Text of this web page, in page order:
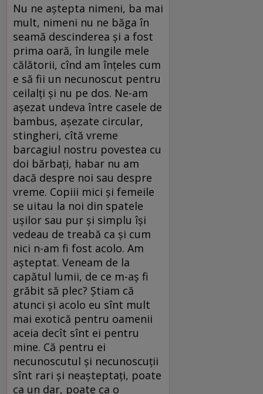
Nu ne aștepta nimeni, ba mai
mult, nimeni nu ne băga în
seamă descinderea și a fost
prima oară, în lungile mele
călătorii, cînd am înțeles cum
e să fii un necunoscut pentru
ceilalți și nu pe dos. Ne-am
așezat undeva între casele de
bambus, așezate circular,
stingheri, cîtă vreme
barcagiul nostru povestea cu
doi bărbați, habar nu am
dacă despre noi sau despre
vreme. Copiii mici și femeile
se uitau la noi din spatele
ușilor sau pur și simplu își
vedeau de treabă ca și cum
nici n-am fi fost acolo. Am
așteptat. Veneam de la
capătul lumii, de ce m-aș fi
grăbit să plec? Știam că
atunci și acolo eu sînt mult
mai exotică pentru oamenii
aceia decît sînt ei pentru
mine. Că pentru ei
necunoscutul și necunoscuții
sînt rari și neașteptați, poate
ca un dar, poate ca o